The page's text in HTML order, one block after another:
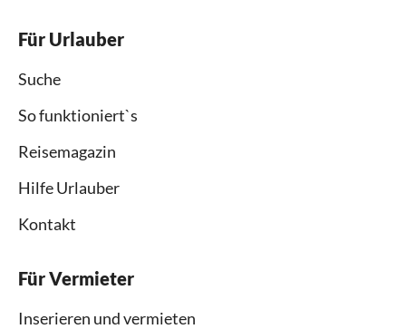
Für Urlauber
Suche
So funktioniert`s
Reisemagazin
Hilfe Urlauber
Kontakt
Für Vermieter
Inserieren und vermieten